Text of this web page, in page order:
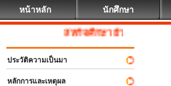
หน้าหลัก นักศึกษา
สหกิจศึกษา ยินดีต้อนรับ
ประวัติความเป็นมา
หลักการและเหตุผล